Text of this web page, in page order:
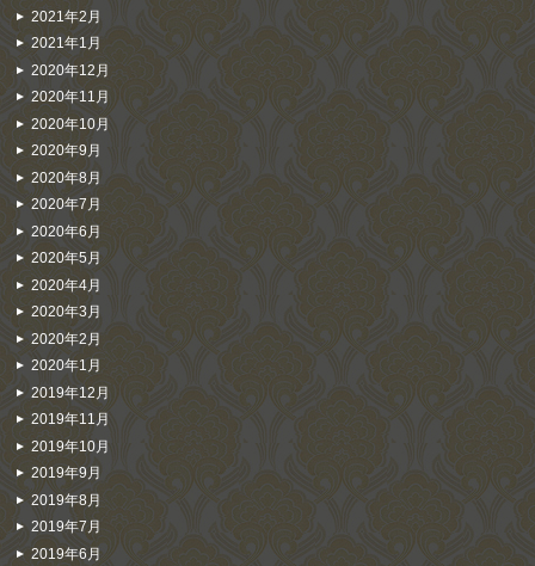
2021年2月
2021年1月
2020年12月
2020年11月
2020年10月
2020年9月
2020年8月
2020年7月
2020年6月
2020年5月
2020年4月
2020年3月
2020年2月
2020年1月
2019年12月
2019年11月
2019年10月
2019年9月
2019年8月
2019年7月
2019年6月